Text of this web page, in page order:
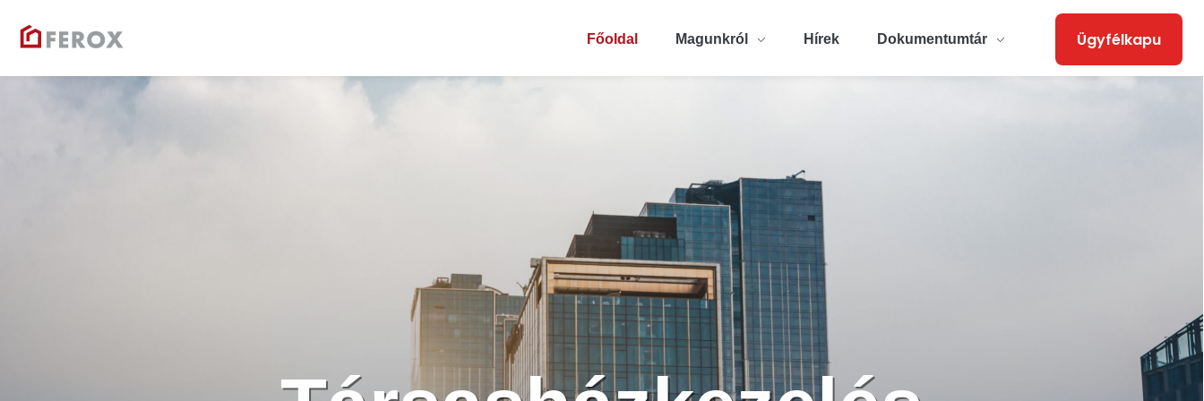
Főoldal Magunkról Hírek Dokumentumtár Ügyfélkapu